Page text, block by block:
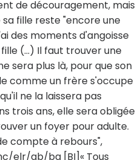
de découragement, mais
fille reste "encore une
des moments d'angoisse
(...) Il faut trouver une
sera plus là, pour que son
comme un frère s'occupe
ne la laissera pas
trois ans, elle sera obligée
un foyer pour adulte.
compte à rebours",
elr/gb/bg [BI]« Tous